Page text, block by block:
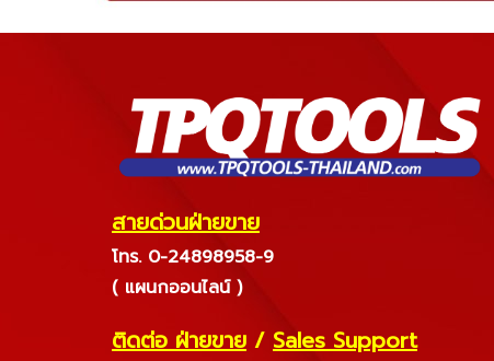
สายด่วนฝ่ายขาย
โทร. 0-24898958-9
( แผนกออนไลน์ )
ติดต่อ ฝ่ายขาย / Sales Support